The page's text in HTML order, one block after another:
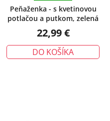
Peňaženka - s kvetinovou
potlačou a putkom, zelená
22,99 €
DO KOŠÍKA